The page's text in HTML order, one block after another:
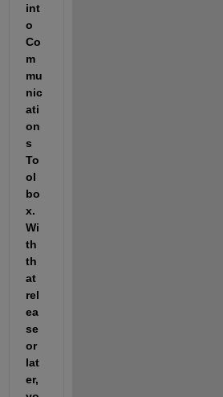
int
o
Co
m
mu
nic
ati
on
s
To
ol
bo
x.
Wi
th
th
at
rel
ea
se
or
lat
er,